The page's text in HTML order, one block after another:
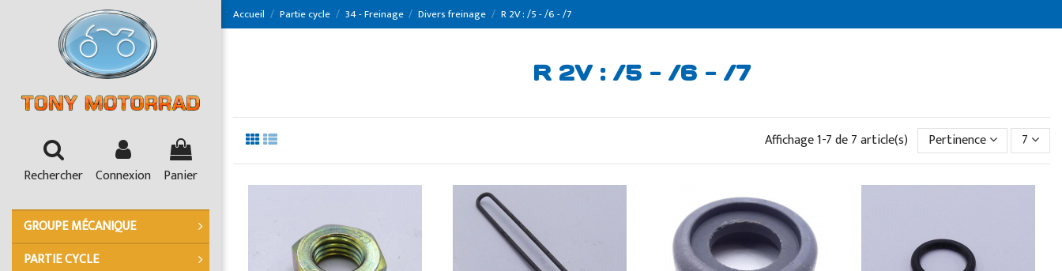
Rechercher Connexion Panier
GROUPE MÉCANIQUE
PARTIE CYCLE
Accueil Partie cycle 34 - Freinage Divers freinage R 2V : /5 - /6 - /7
R 2V : /5 - /6 - /7
Affichage 1-7 de 7 article(s) Pertinence 7
Panneau de gestion des cookies